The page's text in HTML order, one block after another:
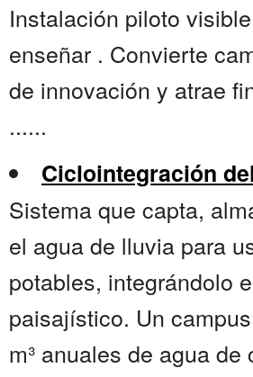
Instalación piloto
enseñar . Convierte
de innovación y atrae
......
Ciclointegración
Sistema que capta,
el agua de lluvia para
potables, integrándolo
paisajístico. Un
m³ anuales de agua de